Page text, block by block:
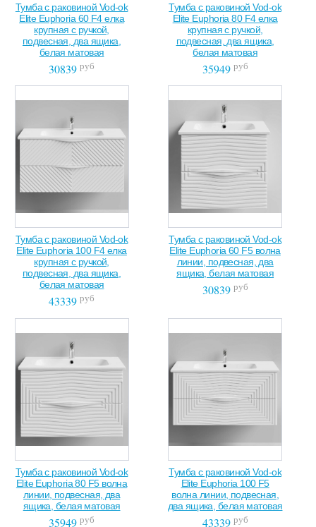
Тумба с раковиной Vod-ok
Elite Euphoria 60 F4 елка
крупная с ручкой,
подвесная, два ящика,
белая матовая
30839 руб
Тумба с раковиной Vod-ok
Elite Euphoria 80 F4 елка
крупная с ручкой,
подвесная, два ящика,
белая матовая
35949 руб
Тумба с раковиной Vod-ok
Elite Euphoria 100 F4 елка
крупная с ручкой,
подвесная, два ящика,
белая матовая
43339 руб
Тумба с раковиной Vod-ok
Elite Euphoria 60 F5 волна
линии, подвесная, два
ящика, белая матовая
30839 руб
Тумба с раковиной Vod-ok
Elite Euphoria 80 F5 волна
линии, подвесная, два
ящика, белая матовая
35949 руб
Тумба с раковиной Vod-ok
Elite Euphoria 100 F5
волна линии, подвесная,
два ящика, белая матовая
43339 руб